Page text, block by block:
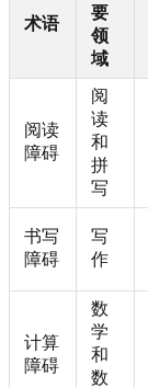
术语
要
领
域
阅读
障碍
阅
读
和
拼
写
书写
障碍
写
作
计算
障碍
数
学
和
数